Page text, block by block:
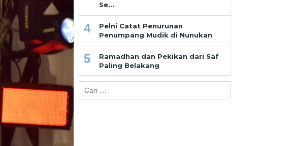
Se…
4
Pelni Catat Penurunan
Penumpang Mudik di Nunukan
5
Ramadhan dan Pekikan dari Saf
Paling Belakang
untuk: